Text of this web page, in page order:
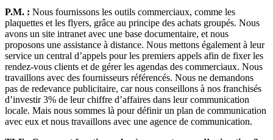
P.M. : Nous fournissons les outils commerciaux, comme les
plaquettes et les flyers, grâce au principe des achats groupés. Nous
avons un site intranet avec une base documentaire, et nous
proposons une assistance à distance. Nous mettons également à leur
service un central d’appels pour les premiers appels afin de fixer les
rendez-vous clients et de gérer les agendas des commerciaux. Nous
travaillons avec des fournisseurs référencés. Nous ne demandons
pas de redevance publicitaire, car nous conseillons à nos franchisés
d’investir 3% de leur chiffre d’affaires dans leur communication
locale. Mais nous sommes là pour définir un plan de communication
avec eux et nous travaillons avec une agence de communication.